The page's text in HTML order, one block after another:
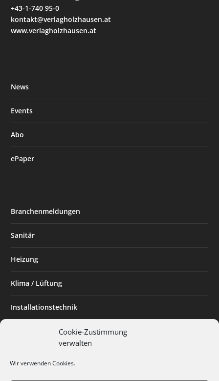
Cookie-Zustimmung
verwalten
Wir verwenden Cookies.
+43-1-740 95-0
kontakt@verlagholzhausen.at
www.verlagholzhausen.at
News
Events
Abo
ePaper
Branchenmeldungen
Sanitär
Heizung
Klima / Lüftung
Installationstechnik
Planen & Bauen
Installateur des Monats